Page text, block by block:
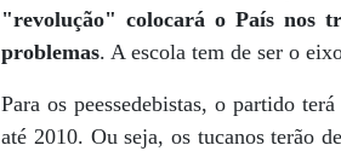
"revolução" colocará o País nos
problemas. A escola tem de ser o
Para os peessedebistas, o partido
até 2010. Ou seja, os tucanos terão